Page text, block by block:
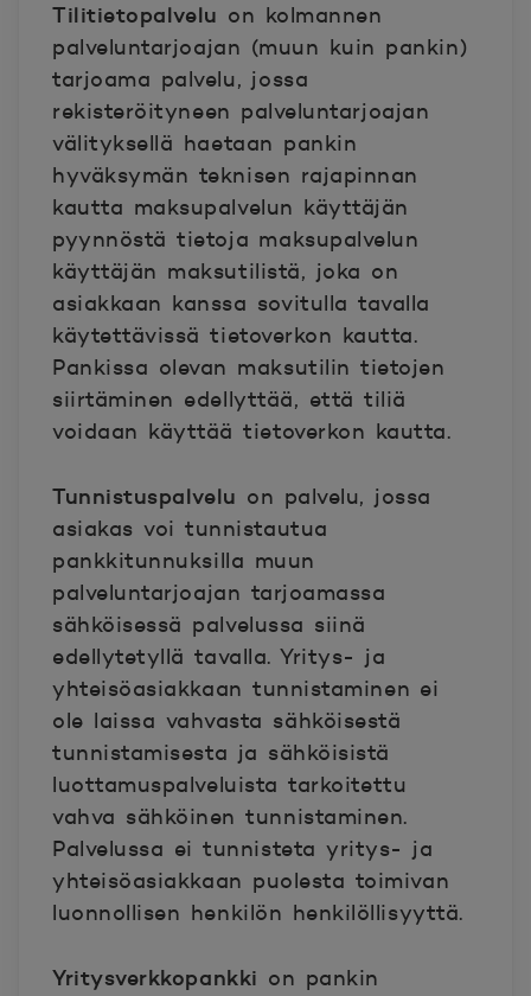
Tilitietopalvelu on kolmannen
palveluntarjoajan (muun kuin pankin)
tarjoama palvelu, jossa
rekisteröityneen palveluntarjoajan
välityksellä haetaan pankin
hyväksymän teknisen rajapinnan
kautta maksupalvelun käyttäjän
pyynnöstä tietoja maksupalvelun
käyttäjän maksutilistä, joka on
asiakkaan kanssa sovitulla tavalla
käytettävissä tietoverkon kautta.
Pankissa olevan maksutilin tietojen
siirtäminen edellyttää, että tiliä
voidaan käyttää tietoverkon kautta.
Tunnistuspalvelu on palvelu, jossa
asiakas voi tunnistautua
pankkitunnuksilla muun
palveluntarjoajan tarjoamassa
sähköisessä palvelussa siinä
edellytetyllä tavalla. Yritys- ja
yhteisöasiakkaan tunnistaminen ei
ole laissa vahvasta sähköisestä
tunnistamisesta ja sähköisistä
luottamuspalveluista tarkoitettu
vahva sähköinen tunnistaminen.
Palvelussa ei tunnisteta yritys- ja
yhteisöasiakkaan puolesta toimivan
luonnollisen henkilön henkilöllisyyttä.
Yritysverkkopankki on pankin